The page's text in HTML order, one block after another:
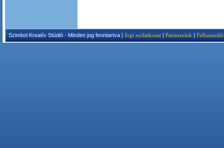
Szimbol Kreatív Stúdió - Minden jog fenntartva | Jogi nyilatkozat | Partnereink |